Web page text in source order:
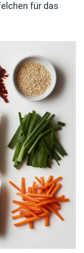
für das